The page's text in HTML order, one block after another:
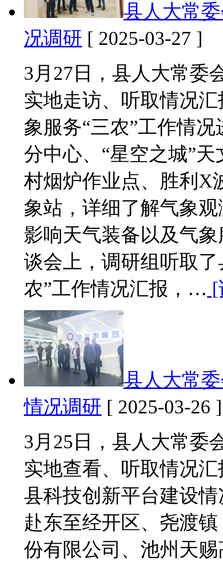
县人大常
况调研 [ 2025-03-27 ]
3月27日，县人大常委
实地走访、听取情况
象服务“三农”工作情
分中心、“星空之城”
村烟炉作业点、胜利X
象站，详细了解气象
影响天气装备以及气
谈会上，调研组听取
农”工作情况汇报，… [
县人大常
情况调研 [ 2025-03-26 ]
3月25日，县人大常委
实地查看、听取情况
县科技创新平台建设
赴东至经开区、尧渡
份有限公司、池州天